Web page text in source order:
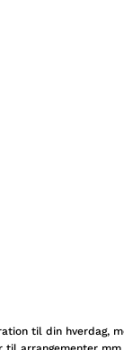
til din hverdag,